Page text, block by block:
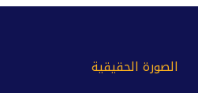
الصورة الحقيقية